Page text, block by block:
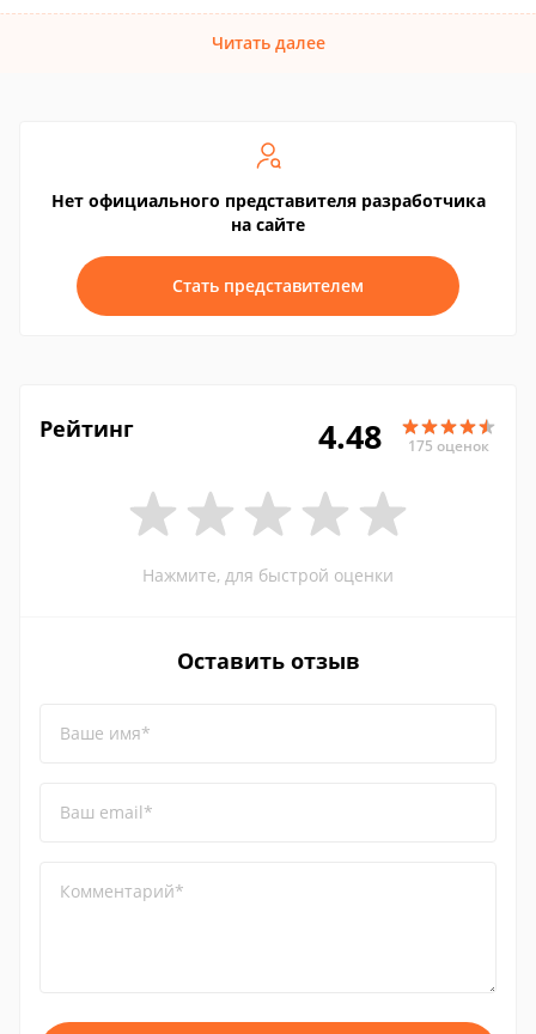
Читать далее
Нет официального представителя разработчика
на сайте
Стать представителем
Рейтинг 4.48 175 оценок
Нажмите, для быстрой оценки
Оставить отзыв
Ваше имя*
Ваш email*
Комментарий*